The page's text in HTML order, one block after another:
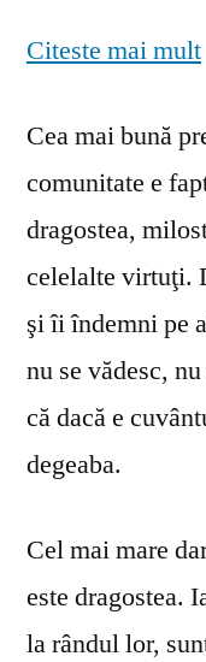
Citeste mai mult
Cea mai bună
comunitate e
dragostea,
celelalte virtuţi.
şi îi îndemni pe
nu se vă­desc,
că dacă e
degeaba.
Cel mai mare
este dragostea.
la rândul lor,